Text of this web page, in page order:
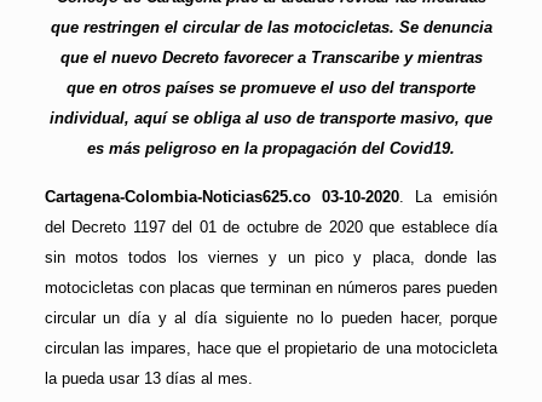
que restringen el circular de las motocicletas. Se denuncia
que el nuevo Decreto favorecer a Transcaribe y mientras
que en otros países se promueve el uso del transporte
individual, aquí se obliga al uso de transporte masivo, que
es más peligroso en la propagación del Covid19.
Cartagena-Colombia-Noticias625.co 03-10-2020. La emisión
del Decreto 1197 del 01 de octubre de 2020 que establece día
sin motos todos los viernes y un pico y placa, donde las
motocicletas con placas que terminan en números pares pueden
circular un día y al día siguiente no lo pueden hacer, porque
circulan las impares, hace que el propietario de una motocicleta
la pueda usar 13 días al mes.